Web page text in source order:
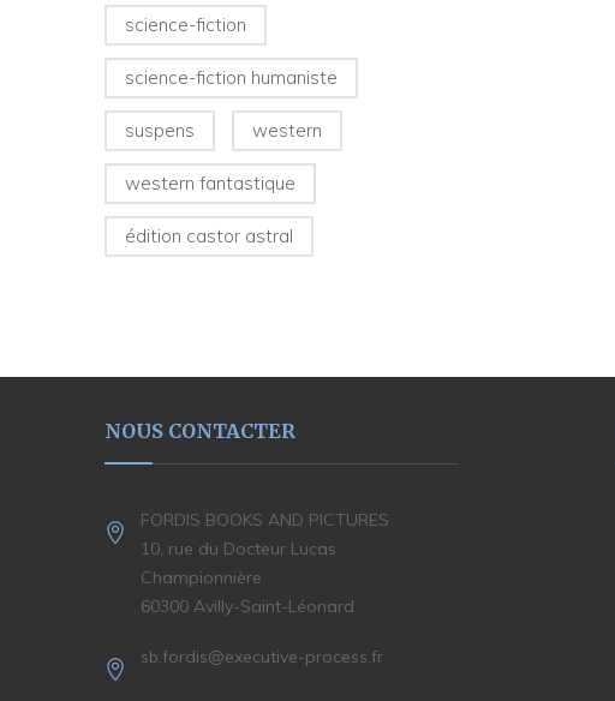
science-fiction
science-fiction humaniste
suspens western
western fantastique
édition castor astral
NOUS CONTACTER
FORDIS BOOKS AND PICTURES
10, rue du Docteur Lucas
Championnière
60300 Avilly-Saint-Léonard
sb.fordis@executive-process.fr